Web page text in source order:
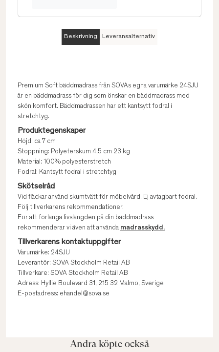
Beskrivning Leveransalternativ
Premium Soft bäddmadrass från SOVAs egna varumärke 24SJU
är en bäddmadrass för dig som önskar en bäddmadrass med
skön komfort. Bäddmadrassen har ett kantsytt fodral i
stretchtyg.
Produktegenskaper
Höjd: ca 7 cm
Stoppning: Polyeterskum 4,5 cm 23 kg
Material: 100% polyesterstretch
Fodral: Kantsytt fodral i stretchtyg
Skötselråd
Vid fläckar använd skumtvätt för möbelvård. Ej avtagbart fodral.
Följ tillverkarens rekommendationer.
För att förlänga livslängden på din bäddmadrass
rekommenderar vi även att använda madrasskydd.
Tillverkarens kontaktuppgifter
Varumärke: 24SJU
Leverantör: SOVA Stockholm Retail AB
Tillverkare: SOVA Stockholm Retail AB
Adress: Hyllie Boulevard 31, 215 32 Malmö, Sverige
E-postadress: ehandel@sova.se
Andra köpte också